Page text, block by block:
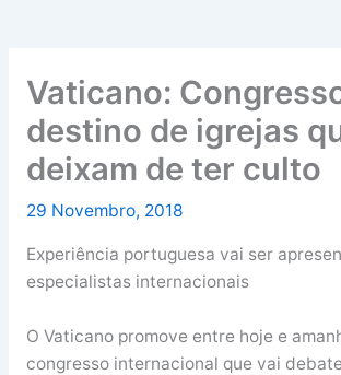
Vaticano:
destino de igrejas
deixam de ter culto
29 Novembro, 2018
Experiência portuguesa vai ser
especialistas internacionais
O Vaticano promove entre hoje e
congresso internacional que vai